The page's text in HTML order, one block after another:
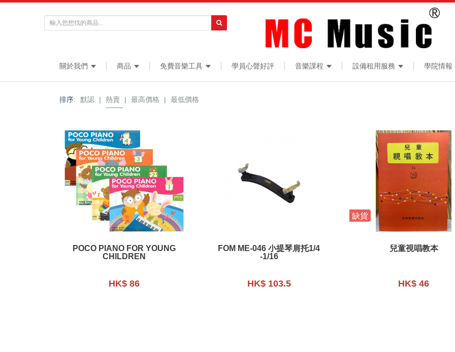
關於我們 商品 免費音樂工具 學員心聲好評 音樂課程 設備租用服務 學院情報
排序: 默認 | 熱賣 | 最高價格 | 最低價格
POCO PIANO FOR YOUNG
CHILDREN
HK$ 86
FOM ME-046 小提琴肩托1/4
-1/16
HK$ 103.5
缺貨
兒童視唱教本
HK$ 46